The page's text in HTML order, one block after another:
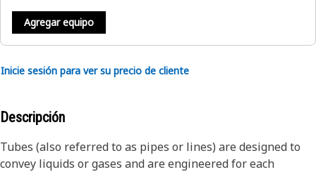
Agregar equipo
Inicie sesión para ver su precio de cliente
Descripción
Tubes (also referred to as pipes or lines) are designed to
convey liquids or gases and are engineered for each